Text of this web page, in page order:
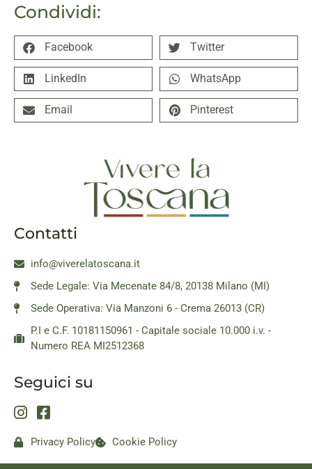
Condividi:
Facebook Twitter
LinkedIn WhatsApp
Email Pinterest
Contatti
info@viverelatoscana.it
Sede Legale: Via Mecenate 84/8, 20138 Milano (MI)
Sede Operativa: Via Manzoni 6 - Crema 26013 (CR)
P.I e C.F. 10181150961 - Capitale sociale 10.000 i.v. -
Numero REA MI2512368
Seguici su
Privacy Policy Cookie Policy